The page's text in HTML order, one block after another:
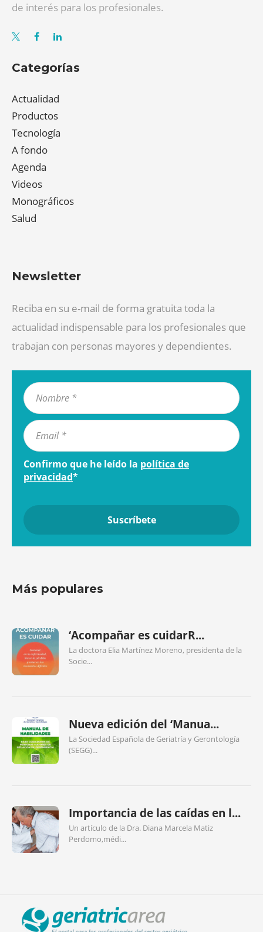
de interés para los profesionales.
Categorías
Actualidad
Productos
Tecnología
A fondo
Agenda
Videos
Monográficos
Salud
Newsletter
Reciba en su e-mail de forma gratuita toda la
actualidad indispensable para los profesionales que
trabajan con personas mayores y dependientes.
Confirmo que he leído la política de
privacidad*
Más populares
‘Acompañar es cuidarR...
La doctora Elia Martínez Moreno, presidenta de la
Socie...
Nueva edición del ‘Manua...
La Sociedad Española de Geriatría y Gerontología
(SEGG)...
Importancia de las caídas en l...
Un artículo de la Dra. Diana Marcela Matiz
Perdomo,médi...